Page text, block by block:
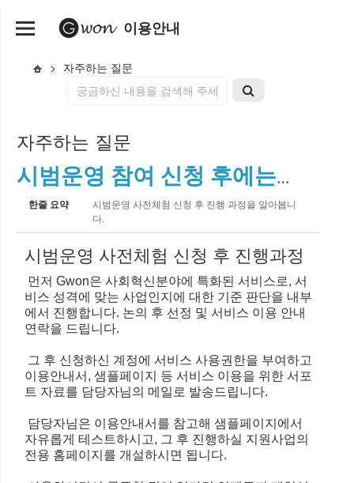
이용안내
> 자주하는 질문
자주하는 질문
시범운영 참여 신청 후에는 어떻게 진행되나요?
한줄 요약
시범운영 사전체험 신청 후 진행 과정을 알아봅니
다.
시범운영 사전체험 신청 후 진행과정
먼저 Gwon은 사회혁신분야에 특화된 서비스로, 서
비스 성격에 맞는 사업인지에 대한 기준 판단을 내부
에서 진행합니다. 논의 후 선정 및 서비스 이용 안내
연락을 드립니다.
그 후 신청하신 계정에 서비스 사용권한을 부여하고
이용안내서, 샘플페이지 등 서비스 이용을 위한 서포
트 자료를 담당자님의 메일로 발송드립니다.
담당자님은 이용안내서를 참고해 샘플페이지에서
자유롭게 테스트하시고, 그 후 진행하실 지원사업의
전용 홈페이지를 개설하시면 됩니다. ​​​​